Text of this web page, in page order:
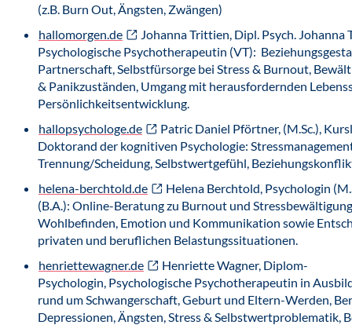
(z.B. Burn Out, Ängsten, Zwängen)
hallomorgen.de
Johanna Trittien, Dipl. Psych. Johanna
Psychologische Psychotherapeutin (VT):
Partnerschaft, Selbstfürsorge bei Stress & Burnout,
& Panikzuständen, Umgang mit herausfordernden
Persönlichkeitsentwicklung.
hallopsychologe.de
Patric Daniel Pförtner, (M.Sc.),
Doktorand der kognitiven Psychologie:
Trennung/Scheidung, Selbstwertgefühl,
helena-berchtold.de
Helena Berchtold, Psychologin
(B.A.): Online-Beratung zu Burnout und
Wohlbefinden, Emotion und Kommunikation sowie
privaten und beruflichen Belastungssituationen.
henriettewagner.de
Henriette Wagner, Diplom-
Psychologin, Psychologische Psychotherapeutin in
rund um Schwangerschaft, Geburt und Eltern-Werden,
Depressionen, Ängsten, Stress & Selbstwertproblematik,